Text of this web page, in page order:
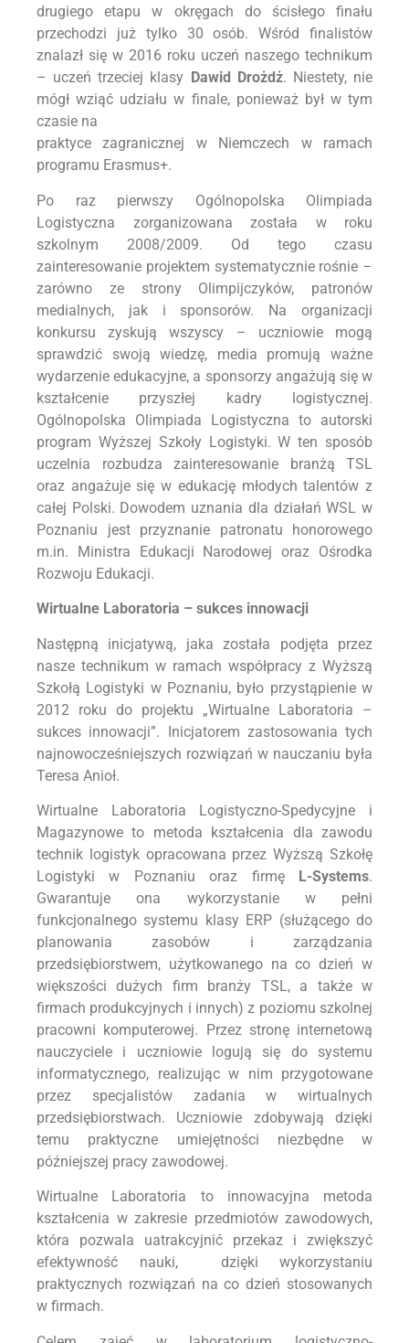
drugiego etapu w okręgach do ścisłego finału
przechodzi już tylko 30 osób. Wśród finalistów
znalazł się w 2016 roku uczeń naszego technikum
– uczeń trzeciej klasy Dawid Drożdż. Niestety, nie
mógł wziąć udziału w finale, ponieważ był w tym
czasie na
praktyce zagranicznej w Niemczech w ramach
programu Erasmus+.
Po raz pierwszy Ogólnopolska Olimpiada
Logistyczna zorganizowana została w roku
szkolnym 2008/2009. Od tego czasu
zainteresowanie projektem systematycznie rośnie –
zarówno ze strony Olimpijczyków, patronów
medialnych, jak i sponsorów. Na organizacji
konkursu zyskują wszyscy – uczniowie mogą
sprawdzić swoją wiedzę, media promują ważne
wydarzenie edukacyjne, a sponsorzy angażują się w
kształcenie przyszłej kadry logistycznej.
Ogólnopolska Olimpiada Logistyczna to autorski
program Wyższej Szkoły Logistyki. W ten sposób
uczelnia rozbudza zainteresowanie branżą TSL
oraz angażuje się w edukację młodych talentów z
całej Polski. Dowodem uznania dla działań WSL w
Poznaniu jest przyznanie patronatu honorowego
m.in. Ministra Edukacji Narodowej oraz Ośrodka
Rozwoju Edukacji.
Wirtualne Laboratoria – sukces innowacji
Następną inicjatywą, jaka została podjęta przez
nasze technikum w ramach współpracy z Wyższą
Szkołą Logistyki w Poznaniu, było przystąpienie w
2012 roku do projektu „Wirtualne Laboratoria –
sukces innowacji”. Inicjatorem zastosowania tych
najnowocześniejszych rozwiązań w nauczaniu była
Teresa Anioł.
Wirtualne Laboratoria Logistyczno-Spedycyjne i
Magazynowe to metoda kształcenia dla zawodu
technik logistyk opracowana przez Wyższą Szkołę
Logistyki w Poznaniu oraz firmę L-Systems.
Gwarantuje ona wykorzystanie w pełni
funkcjonalnego systemu klasy ERP (służącego do
planowania zasobów i zarządzania
przedsiębiorstwem, użytkowanego na co dzień w
większości dużych firm branży TSL, a także w
firmach produkcyjnych i innych) z poziomu szkolnej
pracowni komputerowej. Przez stronę internetową
nauczyciele i uczniowie logują się do systemu
informatycznego, realizując w nim przygotowane
przez specjalistów zadania w wirtualnych
przedsiębiorstwach. Uczniowie zdobywają dzięki
temu praktyczne umiejętności niezbędne w
późniejszej pracy zawodowej.
Wirtualne Laboratoria to innowacyjna metoda
kształcenia w zakresie przedmiotów zawodowych,
która pozwala uatrakcyjnić przekaz i zwiększyć
efektywność nauki, dzięki wykorzystaniu
praktycznych rozwiązań na co dzień stosowanych
w firmach.